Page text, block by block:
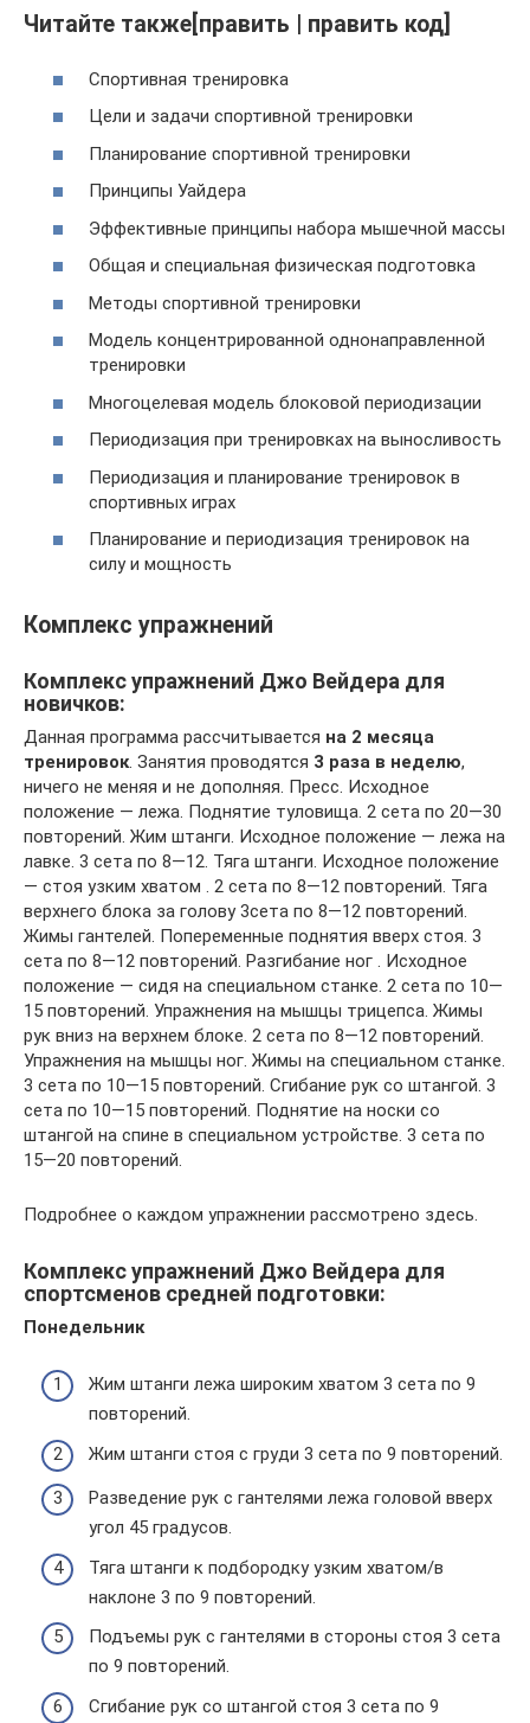
Читайте также[править | править код]
Спортивная тренировка
Цели и задачи спортивной тренировки
Планирование спортивной тренировки
Принципы Уайдера
Эффективные принципы набора мышечной массы
Общая и специальная физическая подготовка
Методы спортивной тренировки
Модель концентрированной однонаправленной
тренировки
Многоцелевая модель блоковой периодизации
Периодизация при тренировках на выносливость
Периодизация и планирование тренировок в
спортивных играх
Планирование и периодизация тренировок на
силу и мощность
Комплекс упражнений
Комплекс упражнений Джо Вейдера для
новичков:
Данная программа рассчитывается на 2 месяца
тренировок . Занятия проводятся 3 раза в неделю,
ничего не меняя и не дополняя. Пресс. Исходное
положение — лежа. Поднятие туловища. 2 сета по 20—30
повторений. Жим штанги. Исходное положение — лежа на
лавке. 3 сета по 8—12. Тяга штанги. Исходное положение
— стоя узким хватом . 2 сета по 8—12 повторений. Тяга
верхнего блока за голову 3сета по 8—12 повторений.
Жимы гантелей. Попеременные поднятия вверх стоя. 3
сета по 8—12 повторений. Разгибание ног . Исходное
положение — сидя на специальном станке. 2 сета по 10—
15 повторений. Упражнения на мышцы трицепса. Жимы
рук вниз на верхнем блоке. 2 сета по 8—12 повторений.
Упражнения на мышцы ног. Жимы на специальном станке.
3 сета по 10—15 повторений. Сгибание рук со штангой. 3
сета по 10—15 повторений. Поднятие на носки со
штангой на спине в специальном устройстве. 3 сета по
15—20 повторений.
Подробнее о каждом упражнении рассмотрено здесь.
Комплекс упражнений Джо Вейдера для
спортсменов средней подготовки:
Понедельник
Жим штанги лежа широким хватом 3 сета по 9
повторений.
Жим штанги стоя с груди 3 сета по 9 повторений.
Разведение рук с гантелями лежа головой вверх
угол 45 градусов.
Тяга штанги к подбородку узким хватом/в
наклоне 3 по 9 повторений.
Подъемы рук с гантелями в стороны стоя 3 сета
по 9 повторений.
Сгибание рук со штангой стоя 3 сета по 9